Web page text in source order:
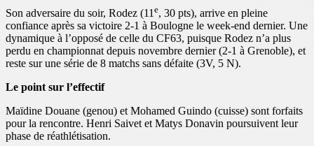
Son adversaire du soir, Rodez (11 e, 30 pts), arrive en pleine
confiance après sa victoire 2-1 à Boulogne le week-end dernier. Une
dynamique à l’opposé de celle du CF63, puisque Rodez n’a plus
perdu en championnat depuis novembre dernier (2-1 à Grenoble), et
reste sur une série de 8 matchs sans défaite (3V, 5 N).
Le point sur l’effectif
Maïdine Douane (genou) et Mohamed Guindo (cuisse) sont forfaits
pour la rencontre. Henri Saivet et Matys Donavin poursuivent leur
phase de réathlétisation.